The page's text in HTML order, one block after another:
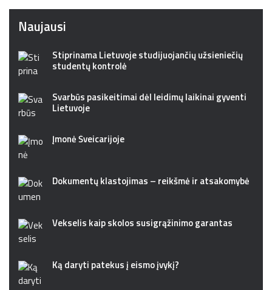
Naujausi
Stiprinama Lietuvoje studijuojančių užsieniečių
studentų kontrolė
Svarbūs pasikeitimai dėl leidimų laikinai gyventi
Lietuvoje
Įmonė Šveicarijoje
Dokumentų klastojimas – reikšmė ir atsakomybė
Vekselis kaip skolos susigrąžinimo garantas
Ką daryti patekus į eismo įvykį?